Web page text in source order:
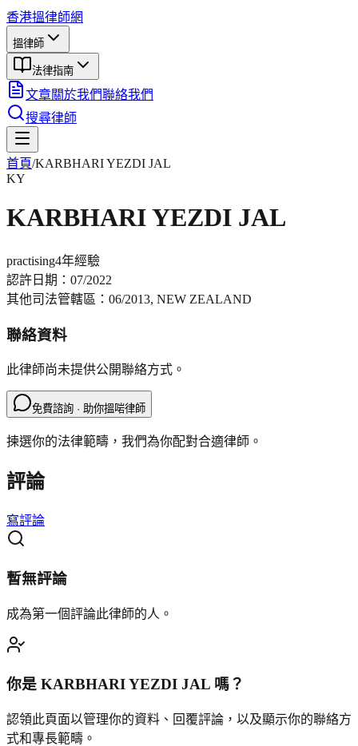
香港搵律師網
搵律師
法律指南
文章關於我們聯絡我們
搜尋律師
首頁/KARBHARI YEZDI JAL
KY
KARBHARI YEZDI JAL
practising4年經驗
認許日期： 07/2022
其他司法管轄區： 06/2013, NEW ZEALAND
聯絡資料
此律師尚未提供公開聯絡方式。
免費諮詢 · 助你搵啱律師
揀選你的法律範疇，我們為你配對合適律師。
評論
寫評論
暫無評論
成為第一個評論此律師的人。
你是 KARBHARI YEZDI JAL 嗎？
認領此頁面以管理你的資料、回覆評論，以及顯示你的聯絡方
式和專長範疇。